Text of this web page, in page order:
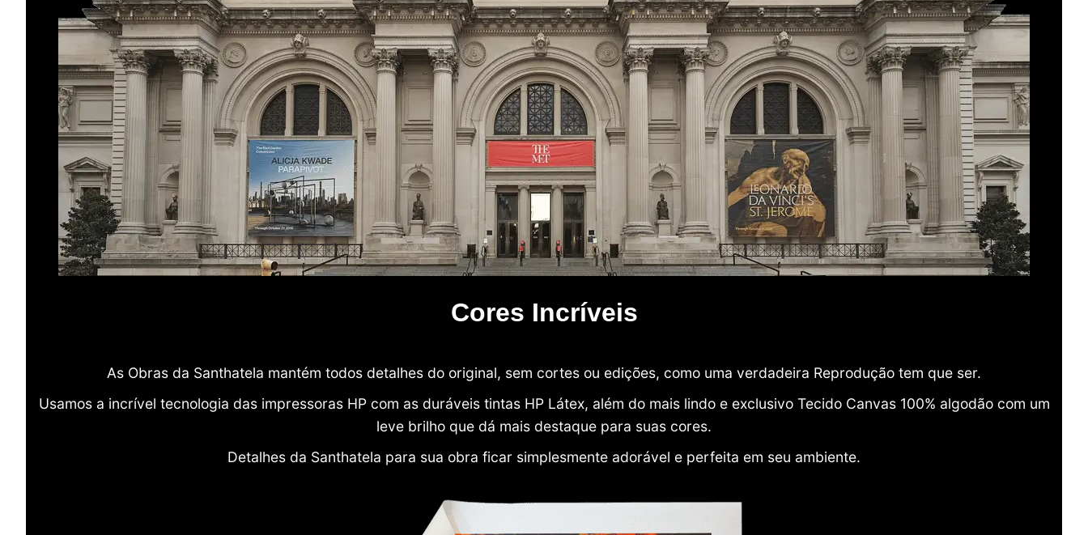
Cores Incríveis
As Obras da Santhatela mantém todos detalhes do original, sem cortes ou edições, como uma verdadeira Reprodução tem que ser.
Usamos a incrível tecnologia das impressoras HP com as duráveis tintas HP Látex, além do mais lindo e exclusivo Tecido Canvas 100% algodão com um
leve brilho que dá mais destaque para suas cores.
Detalhes da Santhatela para sua obra ficar simplesmente adorável e perfeita em seu ambiente.